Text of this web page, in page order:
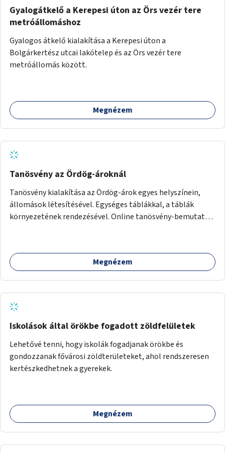
Gyalogátkelő a Kerepesi úton az Örs vezér tere
metróállomáshoz
Gyalogos átkelő kialakítása a Kerepesi úton a
Bolgárkertész utcai lakótelep és az Örs vezér tere
metróállomás között.
Megnézem
Tanösvény az Ördög-ároknál
Tanösvény kialakítása az Ördög-árok egyes helyszínein,
állomások létesítésével. Egységes táblákkal, a táblák
környezetének rendezésével. Online tanösvény-bemutató
Megnézem
Iskolások által örökbe fogadott zöldfelületek
Lehetővé tenni, hogy iskolák fogadjanak örökbe és
gondozzanak fővárosi zöldterületeket, ahol rendszeresen
kertészkedhetnek a gyerekek.
Megnézem